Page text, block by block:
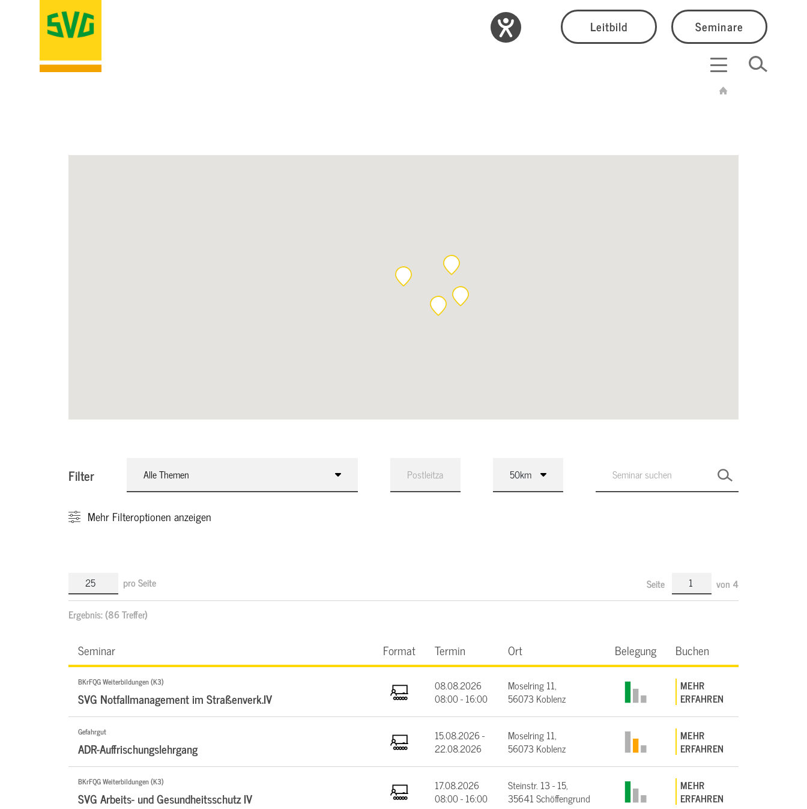
Leitbild Seminare
Filter Alle Themen
Mehr Filteroptionen anzeigen
pro Seite Seite von 4
Ergebnis:(86 Treffer)
Seminar Format Termin Ort Belegung Buchen
BKrFQG Weiterbildungen (K3)
SVG Notfallmanagement im Straßenverk.IV
08.08.2026
08:00 - 16:00
Moselring 11,
56073 Koblenz
MEHR
ERFAHREN
Gefahrgut
ADR-Auffrischungslehrgang
15.08.2026 -
22.08.2026
Moselring 11,
56073 Koblenz
MEHR
ERFAHREN
BKrFQG Weiterbildungen (K3)
SVG Arbeits- und Gesundheitsschutz IV
17.08.2026
08:00 - 16:00
Steinstr. 13 - 15,
35641 Schöffengrund
MEHR
ERFAHREN